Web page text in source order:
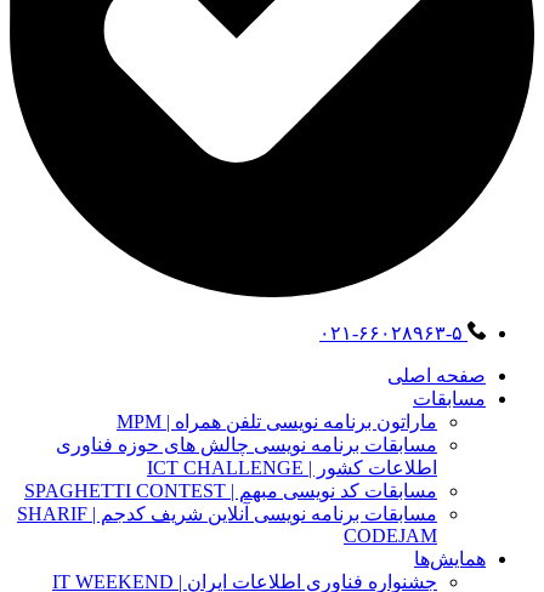
۰۲۱-۶۶۰۲۸۹۶۳-۵
صفحه اصلی
مسابقات
ماراتون برنامه نویسی تلفن همراه | MPM
مسابقات برنامه نویسی چالش های حوزه فناوری
اطلاعات کشور | ICT CHALLENGE
مسابقات کد نویسی مبهم | SPAGHETTI CONTEST
مسابقات برنامه نویسی آنلاین شریف کدجم | SHARIF
CODEJAM
همایش‌ها
جشنواره فناوری اطلاعات ایران | IT WEEKEND